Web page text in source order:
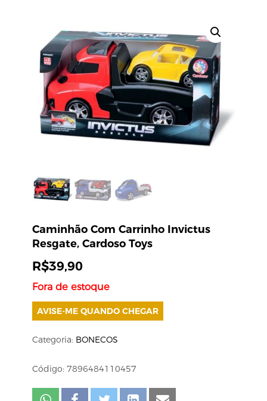
Caminhão Com Carrinho Invictus
Resgate, Cardoso Toys
R$39,90
Fora de estoque
AVISE-ME QUANDO CHEGAR
Categoria: BONECOS
Código: 7896484110457